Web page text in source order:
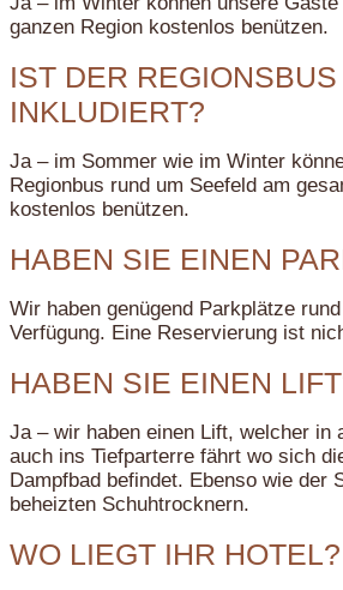
ganzen Region kostenlos benützen.
IST DER
INKLUDIERT?
Ja – im Sommer wie im Winter
Regionbus rund um Seefeld am
kostenlos benützen.
HABEN SIE EINEN
Wir haben genügend Parkplätze
Verfügung. Eine Reservierung ist
HABEN SIE EINEN
Ja – wir haben einen Lift, welcher in
auch ins Tiefparterre fährt wo sich
Dampfbad befindet. Ebenso wie der
beheizten Schuhtrocknern.
WO LIEGT IHR HOTEL?